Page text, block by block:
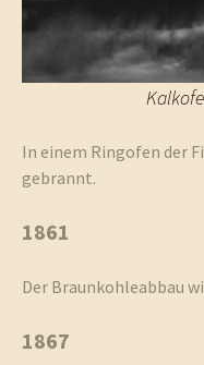
In einem Ringofen der
gebrannt.
1861
Der Braunkohleabbau
1867